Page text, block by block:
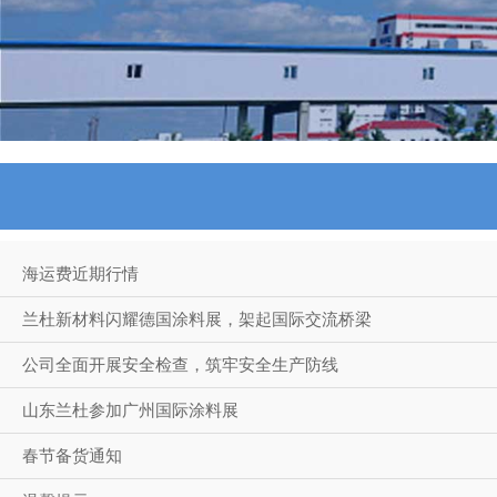
海运费近期行情
兰杜新材料闪耀德国涂料展，架起国际交流桥梁
公司全面开展安全检查，筑牢安全生产防线
山东兰杜参加广州国际涂料展
春节备货通知